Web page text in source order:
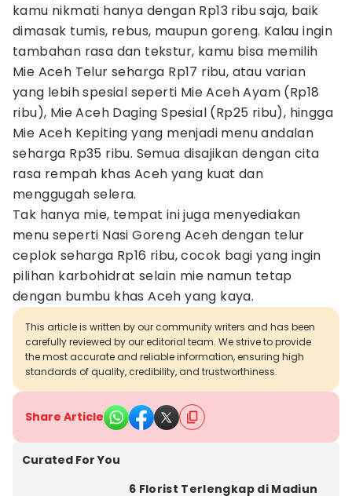
kamu nikmati hanya dengan Rp13 ribu saja, baik
dimasak tumis, rebus, maupun goreng. Kalau ingin
tambahan rasa dan tekstur, kamu bisa memilih
Mie Aceh Telur seharga Rp17 ribu, atau varian
yang lebih spesial seperti Mie Aceh Ayam (Rp18
ribu), Mie Aceh Daging Spesial (Rp25 ribu), hingga
Mie Aceh Kepiting yang menjadi menu andalan
seharga Rp35 ribu. Semua disajikan dengan cita
rasa rempah khas Aceh yang kuat dan
menggugah selera.
Tak hanya mie, tempat ini juga menyediakan
menu seperti Nasi Goreng Aceh dengan telur
ceplok seharga Rp16 ribu, cocok bagi yang ingin
pilihan karbohidrat selain mie namun tetap
dengan bumbu khas Aceh yang kaya.
This article is written by our community writers and has been
carefully reviewed by our editorial team. We strive to provide
the most accurate and reliable information, ensuring high
standards of quality, credibility, and trustworthiness.
Share Article
Curated For You
6 Florist Terlengkap di Madiun